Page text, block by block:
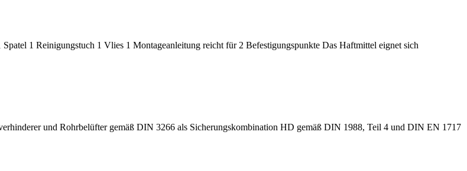
1 Reinigungstuch 1 Vlies 1 Montageanleitung reicht für 2 Befestigungspunkte Das Haftmittel eignet sich
und Rohrbelüfter gemäß DIN 3266 als Sicherungskombination HD gemäß DIN 1988, Teil 4 und DIN EN 1717